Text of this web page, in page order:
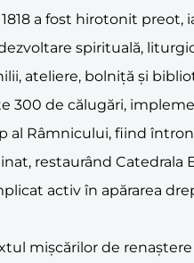
a fost hirotonit
spirituală,
ateliere, bolniță și
300 de călugări,
al Râmnicului, fiind
restaurând
activ în apărarea
mișcărilor de